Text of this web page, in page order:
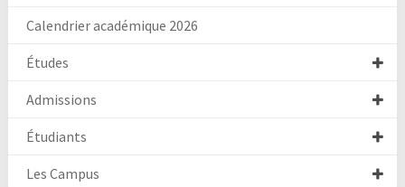
Calendrier académique 2026
Études
Admissions
Étudiants
Les Campus